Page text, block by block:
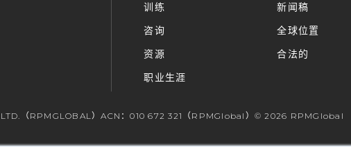
训练
咨询
资源
职业生涯
新闻稿
全球位置
合法的
（RPMGLOBAL）ACN：010 672 321（RPMGlobal）© 2026 RPMGlobal